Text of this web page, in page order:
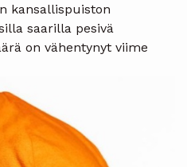
kansallispuiston
saarilla pesivä
on vähentynyt viime